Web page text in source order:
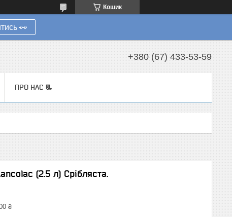
Кошик
👀
+380 (67) 433-53-59
ПРО НАС 📃
(2.5 л) Срібляста.
₴